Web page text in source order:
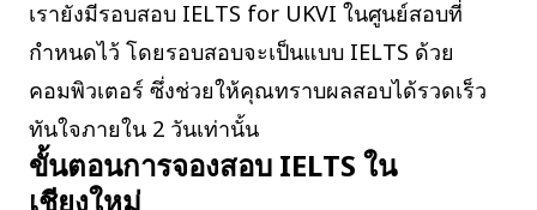
เรายังมีรอบสอบ IELTS for UKVI ในศูนย์สอบที่
กำหนดไว้ โดยรอบสอบจะเป็นแบบ IELTS ด้วย
คอมพิวเตอร์ ซึ่งช่วยให้คุณทราบผลสอบได้รวดเร็ว
ทันใจภายใน 2 วันเท่านั้น
ขั้นตอนการจองสอบ IELTS ใน
เชียงใหม่